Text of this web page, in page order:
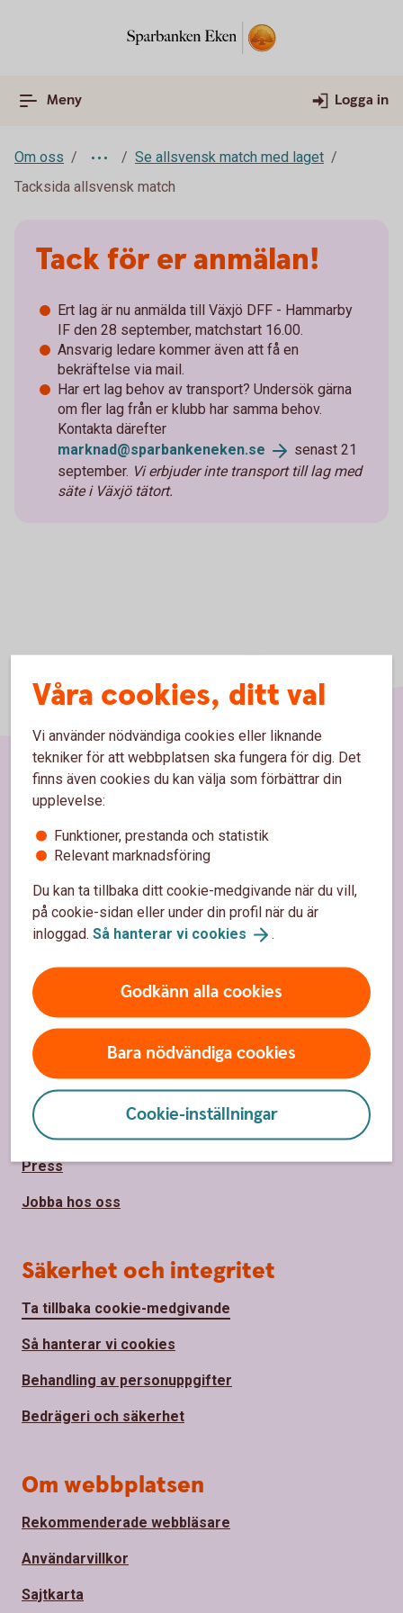
Meny Logga in
Om oss
Se allsvensk match med laget
Tacksida allsvensk match
Tack för er anmälan!
Ert lag är nu anmälda till Växjö DFF - Hammarby
IF den 28 september, matchstart 16.00.
Ansvarig ledare kommer även att få en
bekräftelse via mail.
Har ert lag behov av transport? Undersök gärna
om fler lag från er klubb har samma behov.
Kontakta därefter
marknad@sparbankeneken.se
senast 21
september. Vi erbjuder inte transport till lag med
säte i Växjö tätort.
Våra cookies, ditt val
Vi använder nödvändiga cookies eller liknande
tekniker för att webbplatsen ska fungera för dig. Det
finns även cookies du kan välja som förbättrar din
upplevelse:
Funktioner, prestanda och statistik
Relevant marknadsföring
Du kan ta tillbaka ditt cookie-medgivande när du vill,
på cookie-sidan eller under din profil när du är
inloggad. Så hanterar vi cookies .
Godkänn alla cookies
Bara nödvändiga cookies
Cookie-inställningar
Sidfot
Hitta snabbt
Kontakta oss
Priser, räntor och kurser för privatpersoner
Om Sparbanken Eken
Om Sparbanken Eken
Hållbarhet
Samhällsengagemang
Press
Jobba hos oss
Säkerhet och integritet
Ta tillbaka cookie-medgivande
Så hanterar vi cookies
Behandling av personuppgifter
Bedrägeri och säkerhet
Om webbplatsen
Rekommenderade webbläsare
Användarvillkor
Sajtkarta